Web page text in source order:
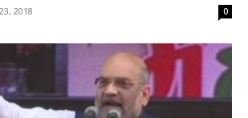
2018 0